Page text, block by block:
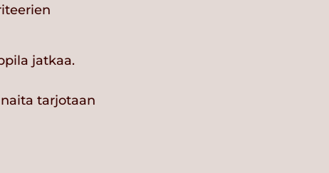
jatkaa.
tarjotaan